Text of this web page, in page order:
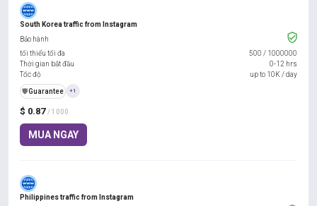
South Korea traffic from Instagram
$ 0.87 / 1000
MUA NGAY
Bảo hành
tối thiểu tối đa
500 / 1000000
Thời gian bắt đầu
0-12 hrs
Tốc độ
up to 10K / day
️🛡️Guarantee +1
Philippines traffic from Instagram